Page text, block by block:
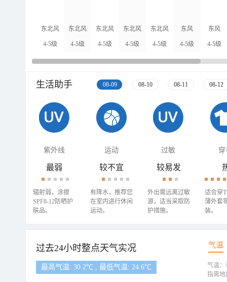
东北风
4-5级
东北风
4-5级
东北风
4-5级
东北风
4-5级
东北风
4-5级
东风
4-5级
东风
4-5级
生活助手 08-09 08-10 08-11 08-12
紫外线 运动 过敏 穿
最弱
辐射弱，涂擦
SPF8-12防晒护
肤品。
较不宜
有降水，推荐您
在室内进行休闲
运动。
较易发
外出需远离过敏
源，适当采取防
护措施。
适合穿
薄外套
装。
过去24小时整点天气实况 气温
最高气温: 30.2℃ , 最低气温: 24.6℃
气温：
指离地